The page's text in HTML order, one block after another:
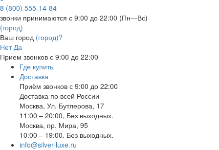
8 (800) 555-14-84
звонки принимаются с 9:00 до 22:00 (Пн—Вс)
(город)
Ваш город (город)?
Нет Да
Прием звонков с 9:00 до 22:00
Где купить
Доставка
Приём звонков с 9:00 до 22:00
Доставка по всей России
Москва, Ул. Бутлерова, 17
11:00 – 20:00, Без выходных.
Москва, пр. Мира, 95
10:00 – 19:00. Без выходных.
info@silver-luxe.ru